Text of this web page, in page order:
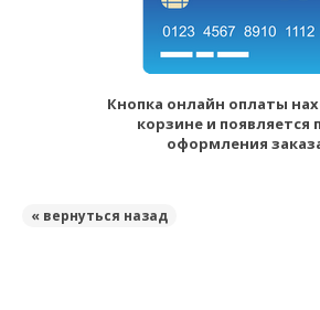
Кнопка онлайн оплаты
корзине и появляется
оформления
« вернуться назад